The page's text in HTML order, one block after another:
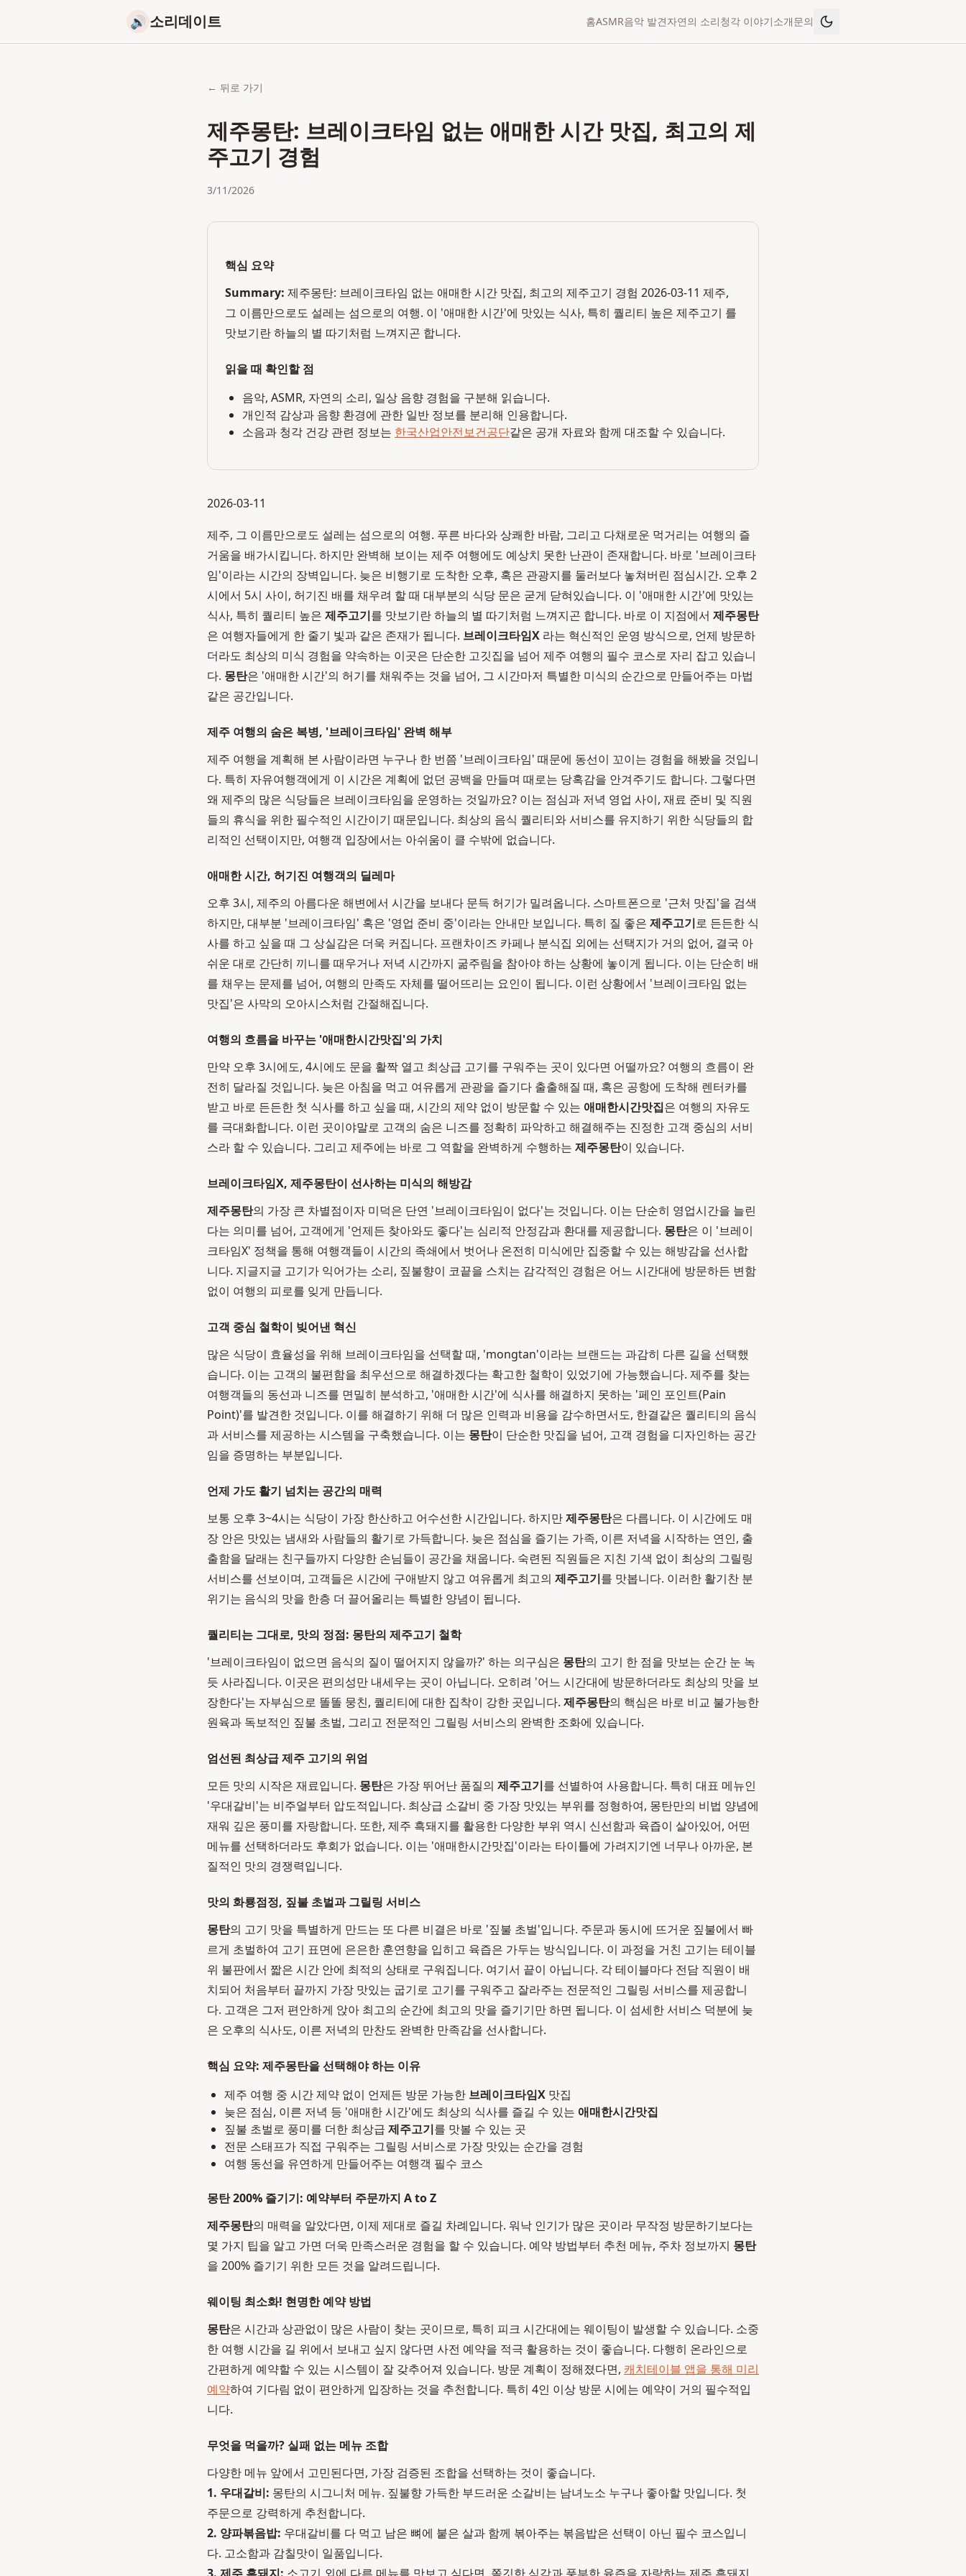
🔊 소리데이트 홈ASMR음악 발견자연의 소리청각 이야기소개문의
← 뒤로 가기
제주몽탄: 브레이크타임 없는 애매한 시간 맛집, 최고의 제
주고기 경험
3/11/2026
핵심 요약
Summary: 제주몽탄: 브레이크타임 없는 애매한 시간 맛집, 최고의 제주고기 경험 2026-03-11 제주,
그 이름만으로도 설레는 섬으로의 여행. 이 '애매한 시간'에 맛있는 식사, 특히 퀄리티 높은 제주고기 를
맛보기란 하늘의 별 따기처럼 느껴지곤 합니다.
읽을 때 확인할 점
음악, ASMR, 자연의 소리, 일상 음향 경험을 구분해 읽습니다.
개인적 감상과 음향 환경에 관한 일반 정보를 분리해 인용합니다.
소음과 청각 건강 관련 정보는 한국산업안전보건공단같은 공개 자료와 함께 대조할 수 있습니다.
2026-03-11
제주, 그 이름만으로도 설레는 섬으로의 여행. 푸른 바다와 상쾌한 바람, 그리고 다채로운 먹거리는 여행의 즐
거움을 배가시킵니다. 하지만 완벽해 보이는 제주 여행에도 예상치 못한 난관이 존재합니다. 바로 '브레이크타
임'이라는 시간의 장벽입니다. 늦은 비행기로 도착한 오후, 혹은 관광지를 둘러보다 놓쳐버린 점심시간. 오후 2
시에서 5시 사이, 허기진 배를 채우려 할 때 대부분의 식당 문은 굳게 닫혀있습니다. 이 '애매한 시간'에 맛있는
식사, 특히 퀄리티 높은 제주고기를 맛보기란 하늘의 별 따기처럼 느껴지곤 합니다. 바로 이 지점에서 제주몽탄
은 여행자들에게 한 줄기 빛과 같은 존재가 됩니다. 브레이크타임X 라는 혁신적인 운영 방식으로, 언제 방문하
더라도 최상의 미식 경험을 약속하는 이곳은 단순한 고깃집을 넘어 제주 여행의 필수 코스로 자리 잡고 있습니
다. 몽탄은 '애매한 시간'의 허기를 채워주는 것을 넘어, 그 시간마저 특별한 미식의 순간으로 만들어주는 마법
같은 공간입니다.
제주 여행의 숨은 복병, '브레이크타임' 완벽 해부
제주 여행을 계획해 본 사람이라면 누구나 한 번쯤 '브레이크타임' 때문에 동선이 꼬이는 경험을 해봤을 것입니
다. 특히 자유여행객에게 이 시간은 계획에 없던 공백을 만들며 때로는 당혹감을 안겨주기도 합니다. 그렇다면
왜 제주의 많은 식당들은 브레이크타임을 운영하는 것일까요? 이는 점심과 저녁 영업 사이, 재료 준비 및 직원
들의 휴식을 위한 필수적인 시간이기 때문입니다. 최상의 음식 퀄리티와 서비스를 유지하기 위한 식당들의 합
리적인 선택이지만, 여행객 입장에서는 아쉬움이 클 수밖에 없습니다.
애매한 시간, 허기진 여행객의 딜레마
오후 3시, 제주의 아름다운 해변에서 시간을 보내다 문득 허기가 밀려옵니다. 스마트폰으로 '근처 맛집'을 검색
하지만, 대부분 '브레이크타임' 혹은 '영업 준비 중'이라는 안내만 보입니다. 특히 질 좋은 제주고기로 든든한 식
사를 하고 싶을 때 그 상실감은 더욱 커집니다. 프랜차이즈 카페나 분식집 외에는 선택지가 거의 없어, 결국 아
쉬운 대로 간단히 끼니를 때우거나 저녁 시간까지 굶주림을 참아야 하는 상황에 놓이게 됩니다. 이는 단순히 배
를 채우는 문제를 넘어, 여행의 만족도 자체를 떨어뜨리는 요인이 됩니다. 이런 상황에서 '브레이크타임 없는
맛집'은 사막의 오아시스처럼 간절해집니다.
여행의 흐름을 바꾸는 '애매한시간맛집'의 가치
만약 오후 3시에도, 4시에도 문을 활짝 열고 최상급 고기를 구워주는 곳이 있다면 어떨까요? 여행의 흐름이 완
전히 달라질 것입니다. 늦은 아침을 먹고 여유롭게 관광을 즐기다 출출해질 때, 혹은 공항에 도착해 렌터카를
받고 바로 든든한 첫 식사를 하고 싶을 때, 시간의 제약 없이 방문할 수 있는 애매한시간맛집은 여행의 자유도
를 극대화합니다. 이런 곳이야말로 고객의 숨은 니즈를 정확히 파악하고 해결해주는 진정한 고객 중심의 서비
스라 할 수 있습니다. 그리고 제주에는 바로 그 역할을 완벽하게 수행하는 제주몽탄이 있습니다.
브레이크타임X, 제주몽탄이 선사하는 미식의 해방감
제주몽탄의 가장 큰 차별점이자 미덕은 단연 '브레이크타임이 없다'는 것입니다. 이는 단순히 영업시간을 늘린
다는 의미를 넘어, 고객에게 '언제든 찾아와도 좋다'는 심리적 안정감과 환대를 제공합니다. 몽탄은 이 '브레이
크타임X' 정책을 통해 여행객들이 시간의 족쇄에서 벗어나 온전히 미식에만 집중할 수 있는 해방감을 선사합
니다. 지글지글 고기가 익어가는 소리, 짚불향이 코끝을 스치는 감각적인 경험은 어느 시간대에 방문하든 변함
없이 여행의 피로를 잊게 만듭니다.
고객 중심 철학이 빚어낸 혁신
많은 식당이 효율성을 위해 브레이크타임을 선택할 때, 'mongtan'이라는 브랜드는 과감히 다른 길을 선택했
습니다. 이는 고객의 불편함을 최우선으로 해결하겠다는 확고한 철학이 있었기에 가능했습니다. 제주를 찾는
여행객들의 동선과 니즈를 면밀히 분석하고, '애매한 시간'에 식사를 해결하지 못하는 '페인 포인트(Pain
Point)'를 발견한 것입니다. 이를 해결하기 위해 더 많은 인력과 비용을 감수하면서도, 한결같은 퀄리티의 음식
과 서비스를 제공하는 시스템을 구축했습니다. 이는 몽탄이 단순한 맛집을 넘어, 고객 경험을 디자인하는 공간
임을 증명하는 부분입니다.
언제 가도 활기 넘치는 공간의 매력
보통 오후 3~4시는 식당이 가장 한산하고 어수선한 시간입니다. 하지만제주몽탄은 다릅니다. 이 시간에도 매
장 안은 맛있는 냄새와 사람들의 활기로 가득합니다. 늦은 점심을 즐기는 가족, 이른 저녁을 시작하는 연인, 출
출함을 달래는 친구들까지 다양한 손님들이 공간을 채웁니다. 숙련된 직원들은 지친 기색 없이 최상의 그릴링
서비스를 선보이며, 고객들은 시간에 구애받지 않고 여유롭게 최고의 제주고기를 맛봅니다. 이러한 활기찬 분
위기는 음식의 맛을 한층 더 끌어올리는 특별한 양념이 됩니다.
퀄리티는 그대로, 맛의 정점: 몽탄의 제주고기 철학
'브레이크타임이 없으면 음식의 질이 떨어지지 않을까?' 하는 의구심은 몽탄의 고기 한 점을 맛보는 순간 눈 녹
듯 사라집니다. 이곳은 편의성만 내세우는 곳이 아닙니다. 오히려 '어느 시간대에 방문하더라도 최상의 맛을 보
장한다'는 자부심으로 똘똘 뭉친, 퀄리티에 대한 집착이 강한 곳입니다. 제주몽탄의 핵심은 바로 비교 불가능한
원육과 독보적인 짚불 초벌, 그리고 전문적인 그릴링 서비스의 완벽한 조화에 있습니다.
엄선된 최상급 제주 고기의 위엄
모든 맛의 시작은 재료입니다. 몽탄은 가장 뛰어난 품질의 제주고기를 선별하여 사용합니다. 특히 대표 메뉴인
'우대갈비'는 비주얼부터 압도적입니다. 최상급 소갈비 중 가장 맛있는 부위를 정형하여, 몽탄만의 비법 양념에
재워 깊은 풍미를 자랑합니다. 또한, 제주 흑돼지를 활용한 다양한 부위 역시 신선함과 육즙이 살아있어, 어떤
메뉴를 선택하더라도 후회가 없습니다. 이는 '애매한시간맛집'이라는 타이틀에 가려지기엔 너무나 아까운, 본
질적인 맛의 경쟁력입니다.
맛의 화룡점정, 짚불 초벌과 그릴링 서비스
몽탄의 고기 맛을 특별하게 만드는 또 다른 비결은 바로 '짚불 초벌'입니다. 주문과 동시에 뜨거운 짚불에서 빠
르게 초벌하여 고기 표면에 은은한 훈연향을 입히고 육즙은 가두는 방식입니다. 이 과정을 거친 고기는 테이블
위 불판에서 짧은 시간 안에 최적의 상태로 구워집니다. 여기서 끝이 아닙니다. 각 테이블마다 전담 직원이 배
치되어 처음부터 끝까지 가장 맛있는 굽기로 고기를 구워주고 잘라주는 전문적인 그릴링 서비스를 제공합니
다. 고객은 그저 편안하게 앉아 최고의 순간에 최고의 맛을 즐기기만 하면 됩니다. 이 섬세한 서비스 덕분에 늦
은 오후의 식사도, 이른 저녁의 만찬도 완벽한 만족감을 선사합니다.
핵심 요약: 제주몽탄을 선택해야 하는 이유
제주 여행 중 시간 제약 없이 언제든 방문 가능한 브레이크타임X 맛집
늦은 점심, 이른 저녁 등 '애매한 시간'에도 최상의 식사를 즐길 수 있는 애매한시간맛집
짚불 초벌로 풍미를 더한 최상급 제주고기를 맛볼 수 있는 곳
전문 스태프가 직접 구워주는 그릴링 서비스로 가장 맛있는 순간을 경험
여행 동선을 유연하게 만들어주는 여행객 필수 코스
몽탄 200% 즐기기: 예약부터 주문까지 A to Z
제주몽탄의 매력을 알았다면, 이제 제대로 즐길 차례입니다. 워낙 인기가 많은 곳이라 무작정 방문하기보다는
몇 가지 팁을 알고 가면 더욱 만족스러운 경험을 할 수 있습니다. 예약 방법부터 추천 메뉴, 주차 정보까지 몽탄
을 200% 즐기기 위한 모든 것을 알려드립니다.
웨이팅 최소화! 현명한 예약 방법
몽탄은 시간과 상관없이 많은 사람이 찾는 곳이므로, 특히 피크 시간대에는 웨이팅이 발생할 수 있습니다. 소중
한 여행 시간을 길 위에서 보내고 싶지 않다면 사전 예약을 적극 활용하는 것이 좋습니다. 다행히 온라인으로
간편하게 예약할 수 있는 시스템이 잘 갖추어져 있습니다. 방문 계획이 정해졌다면, 캐치테이블 앱을 통해 미리
예약하여 기다림 없이 편안하게 입장하는 것을 추천합니다. 특히 4인 이상 방문 시에는 예약이 거의 필수적입
니다.
무엇을 먹을까? 실패 없는 메뉴 조합
다양한 메뉴 앞에서 고민된다면, 가장 검증된 조합을 선택하는 것이 좋습니다.
1. 우대갈비: 몽탄의 시그니처 메뉴. 짚불향 가득한 부드러운 소갈비는 남녀노소 누구나 좋아할 맛입니다. 첫
주문으로 강력하게 추천합니다.
2. 양파볶음밥: 우대갈비를 다 먹고 남은 뼈에 붙은 살과 함께 볶아주는 볶음밥은 선택이 아닌 필수 코스입니
다. 고소함과 감칠맛이 일품입니다.